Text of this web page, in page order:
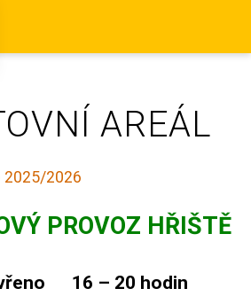
AREÁL
2025/2026
PROVOZ HŘIŠTĚ
16 – 20 hodin